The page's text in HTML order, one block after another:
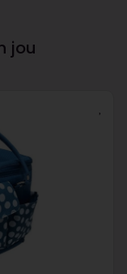
jou